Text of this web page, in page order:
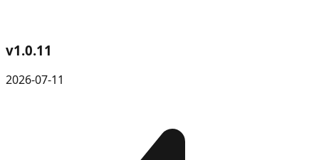
v1.0.11
2026-07-11